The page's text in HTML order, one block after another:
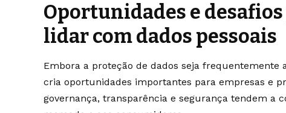
Oportunidades e
lidar com dados pessoais
Embora a proteção de dados seja frequentemente
cria oportunidades importantes para empresas e
governança, transparência e segurança tendem a